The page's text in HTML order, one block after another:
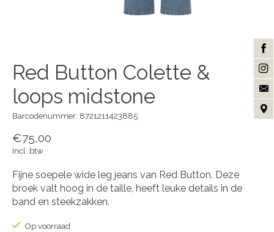
Red Button Colette &
loops midstone
Barcodenummer: 8721211423885
€75,00
Incl. btw
Fijne soepele wide leg jeans van Red Button. Deze
broek valt hoog in de taille, heeft leuke details in de
band en steekzakken.
Op voorraad